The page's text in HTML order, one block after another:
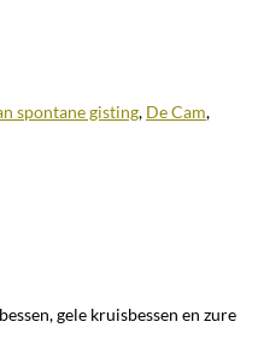
spontane gisting, De Cam,
gele kruisbessen en zure